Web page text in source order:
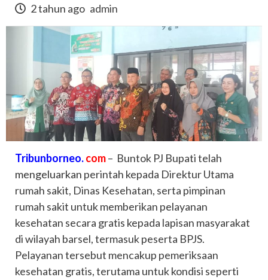
2 tahun ago admin
Tribunborneo.com– Buntok PJ Bupati telah
mengeluarkan perintah kepada Direktur Utama
rumah sakit, Dinas Kesehatan, serta pimpinan
rumah sakit untuk memberikan pelayanan
kesehatan secara gratis kepada lapisan masyarakat
di wilayah barsel, termasuk peserta BPJS.
Pelayanan tersebut mencakup pemeriksaan
kesehatan gratis, terutama untuk kondisi seperti